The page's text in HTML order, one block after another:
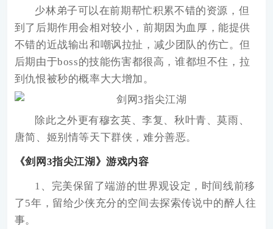
少林弟子可以在前期帮忙积累不错的资源，但
到了后期作用会相对较小，前期因为血厚，能提供
不错的近战输出和嘲讽拉扯，减少团队的伤亡。但
后期由于boss的技能伤害都很高，谁都坦不住，拉
到仇恨被秒的概率大大增加。
除此之外更有穆玄英、李复、秋叶青、莫雨、
唐简、姬别情等天下群侠，难分善恶。
《剑网3指尖江湖》游戏内容
1、完美保留了端游的世界观设定，时间线前移
了5年，留给少侠充分的空间去探索传说中的醉人往
事。